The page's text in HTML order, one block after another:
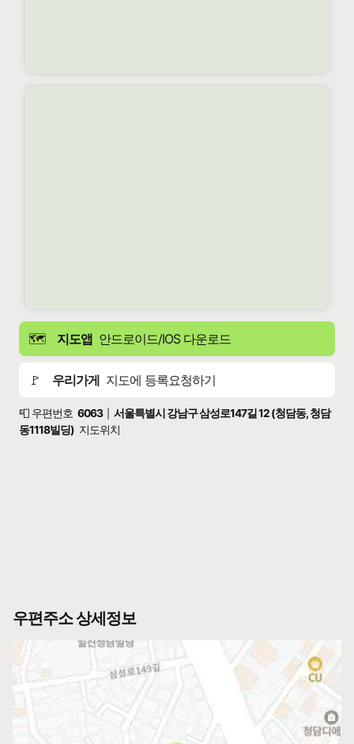
🗺️ 지도앱 안드로이드/IOS 다운로드
🚩 우리가게 지도에 등록요청하기
📮 우편번호 6063
서울특별시 강남구 삼성로147길 12 (청담동, 청담
동1118빌딩) 지도위치
우편주소 상세정보